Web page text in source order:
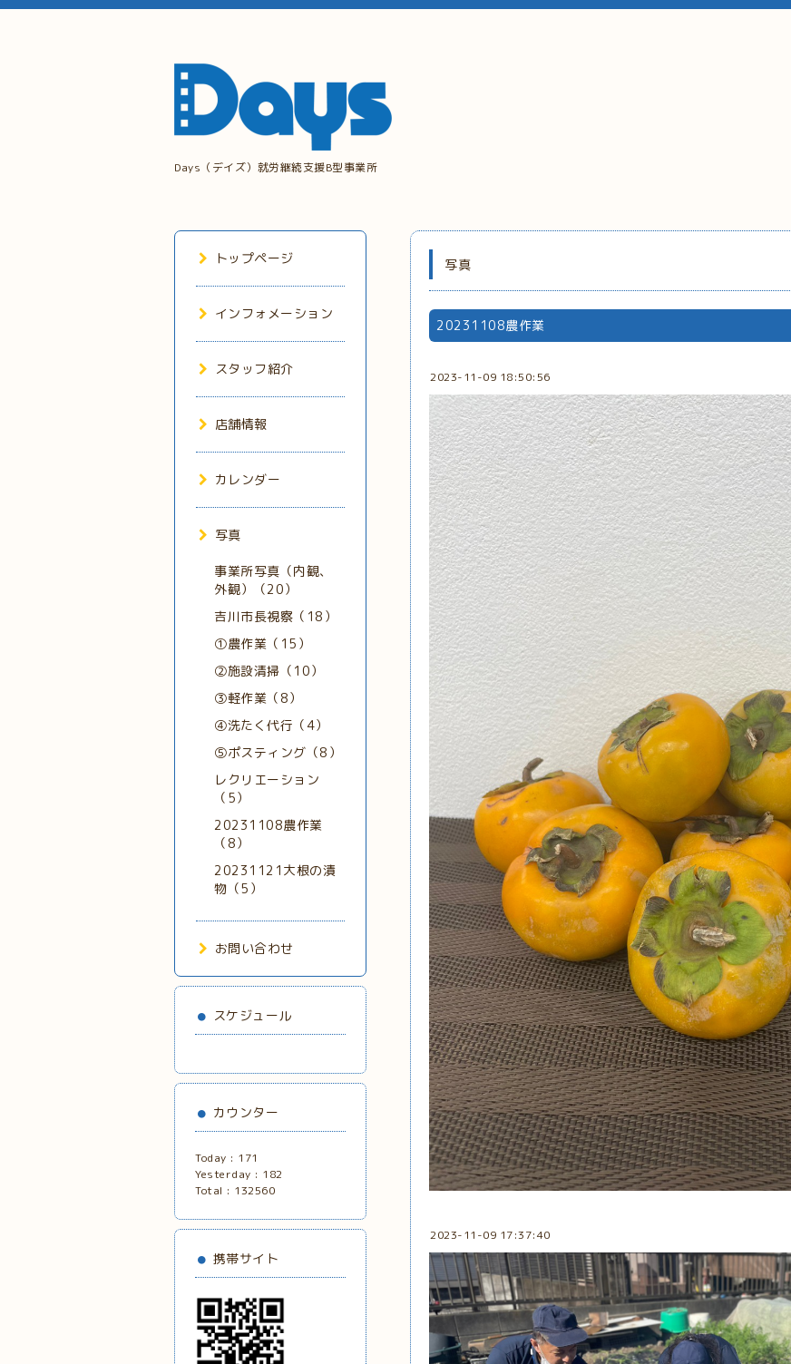
Days（デイズ）就労継続支援B型事業所
写真
20231108農作業
2023-11-09 18:50:56
2023-11-09 17:37:40
トップページ
インフォメーション
スタッフ紹介
店舗情報
カレンダー
写真
事業所写真（内観、
外観）（20）
吉川市長視察（18）
①農作業（15）
②施設清掃（10）
③軽作業（8）
④洗たく代行（4）
⑤ポスティング（8）
レクリエーション
（5）
20231108農作業
（8）
20231121大根の漬
物（5）
お問い合わせ
スケジュール
カウンター
Today : 171
Yesterday : 182
Total : 132560
携帯サイト